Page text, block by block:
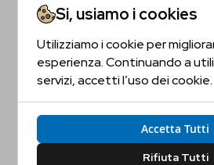
30,95 €
Aggiungi Al
Si, usiamo i cookies
Utilizziamo i cookie per
esperienza. Continuando a
servizi, accetti l’uso dei cookie.
Accetta Tutti
Rifiuta Tutti
Sei
Sì, Confermo No,